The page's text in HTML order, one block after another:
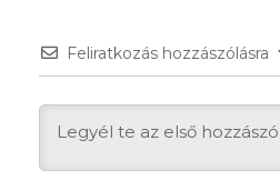
Feliratkozás hozzászólásra